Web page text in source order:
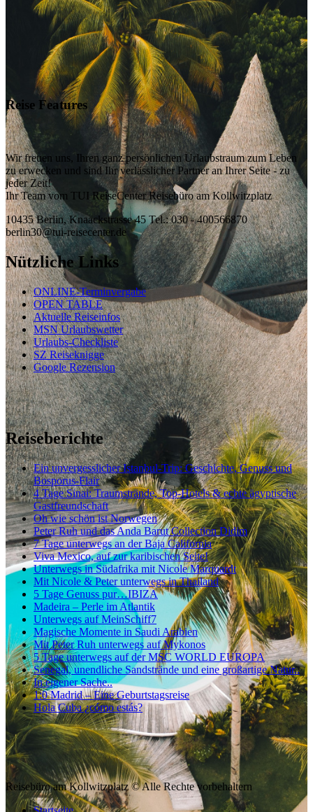
Reise Features
Wir freuen uns, Ihren ganz persönlichen Urlaubstraum zum Leben
zu erwecken und sind Ihr verlässlicher Partner an Ihrer Seite - zu
jeder Zeit!
Ihr Team vom TUI ReiseCenter Reisebüro am Kollwitzplatz
10435 Berlin, Knaackstrasse 45 Tel.: 030 - 400566870
berlin30@tui-reisecenter.de
Nützliche Links
ONLINE-Terminvergabe
OPEN TABLE
Aktuelle Reiseinfos
MSN Urlaubswetter
Urlaubs-Checkliste
SZ Reiseknigge
Google Rezension
Reiseberichte
Ein unvergesslicher Istanbul-Trip: Geschichte, Genuss und
Bosporus-Flair
4 Tage Sinai: Traumstrände, Top-Hotels & echte ägyptische
Gastfreundschaft
Oh wie schön ist Norwegen
Peter Ruh und das Anda Barut Collection Didim
7 Tage unterwegs an der Baja California
Viva Mexico, auf zur karibischen Seite!
Unterwegs in Südafrika mit Nicole Marquardt
Mit Nicole & Peter unterwegs in Thailand
5 Tage Genuss pur…IBIZA
Madeira – Perle im Atlantik
Unterwegs auf MeinSchiff7
Magische Momente in Saudi Arabien
Mit Peter Ruh unterwegs auf Mykonos
5 Tage unterwegs auf der MSC WORLD EUROPA
Senegal, unendliche Sandstrände und eine großartige Natur..
In eigener Sache..
1:0 Madrid – Eine Geburtstagsreise
Hola Cuba ¿cómo estás?
Reisebüro am Kollwitzplatz © Alle Rechte vorbehaltern